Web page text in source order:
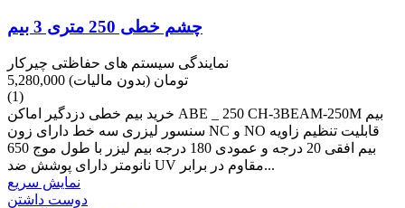
چشم خطی 250 متری 3 بیم
نمایندگی سیستم های حفاظتی چیرکار
5,280,000 تومان (بدون مالیات)
(1)
خرید بیم خطی دزدگیر اماکن ABE _ 250 CH-3BEAM-250M بیم
سنسور لیزری سه خط دارای زون NC و NO قابلیت تنظیم زاویه
بیم افقی 20 درجه و عمودی 180 درجه بیم لیزر با طول موج 650
نانومتر دارای پوشش ضد UV مقاوم در برابر...
نمایش سریع
دوست داشتن